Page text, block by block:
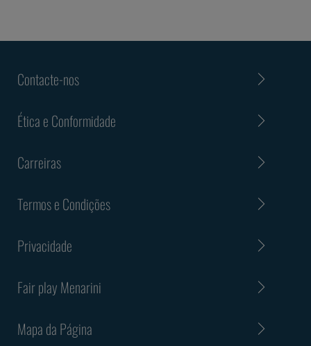
Contacte-nos
Ética e Conformidade
Carreiras
Termos e Condições
Privacidade
Fair play Menarini
Mapa da Página